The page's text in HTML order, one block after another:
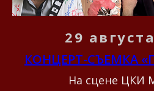
29
КОНЦЕРТ-СЪЕМКА
На сцене ЦКИ